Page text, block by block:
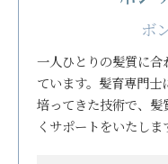
ボ
一人ひとりの髪質に
ています。髪育専門
培ってきた技術で、
くサポートをいたしま